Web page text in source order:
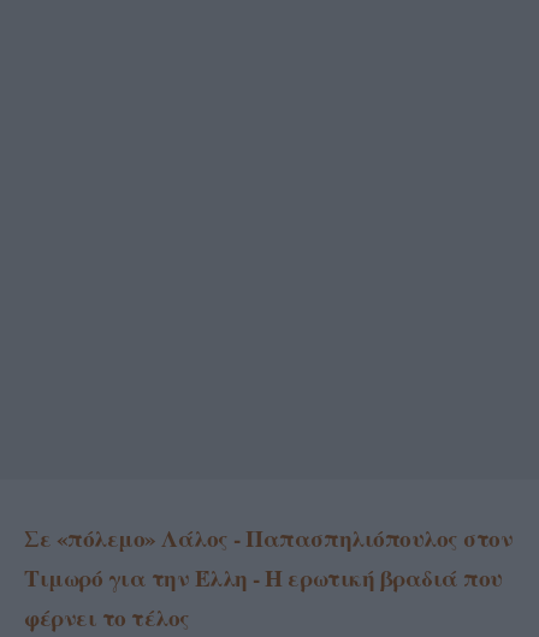
Σε «πόλεμο» Λάλος - Παπασπηλιόπουλος στον
Τιμωρό για την Έλλη - Η ερωτική βραδιά που
φέρνει το τέλος